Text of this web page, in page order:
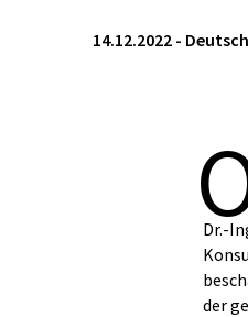
14.12.2022 -
Dr.-
der